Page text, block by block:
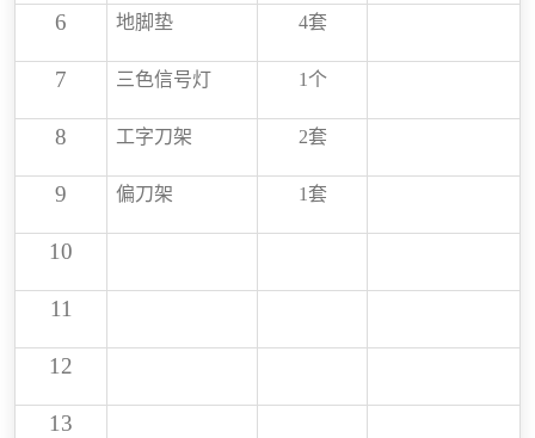
6 地脚垫 4套
7 三色信号灯 1 个
8 工字刀架 2套
9 偏刀架 1 套
10
11
12
13